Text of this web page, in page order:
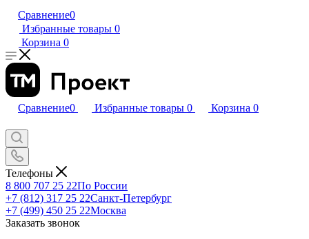
Сравнение0
Избранные товары 0
Корзина 0
Сравнение0 Избранные товары 0 Корзина 0
Телефоны
8 800 707 25 22По России
+7 (812) 317 25 22Санкт-Петербург
+7 (499) 450 25 22Москва
Заказать звонок